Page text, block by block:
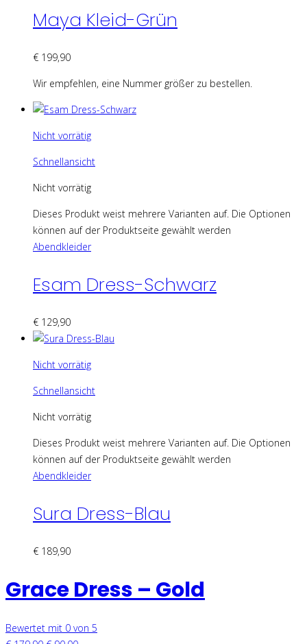
Maya Kleid-Grün
€ 199,90
Wir empfehlen, eine Nummer größer zu bestellen.
Nicht vorrätig
Schnellansicht
Nicht vorrätig
Dieses Produkt weist mehrere Varianten auf. Die Optionen
können auf der Produktseite gewählt werden
Abendkleider
Esam Dress-Schwarz
€ 129,90
Nicht vorrätig
Schnellansicht
Nicht vorrätig
Dieses Produkt weist mehrere Varianten auf. Die Optionen
können auf der Produktseite gewählt werden
Abendkleider
Sura Dress-Blau
€ 189,90
Grace Dress – Gold
Bewertet mit 0 von 5